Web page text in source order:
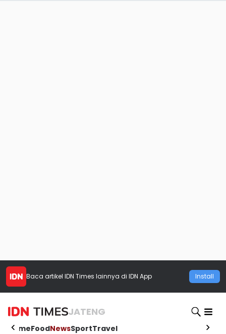
Baca artikel IDN Times lainnya di IDN App Install
JATENG
HomeFoodNewsSportTravel